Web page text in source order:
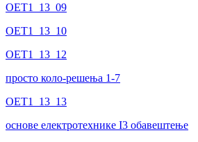
OET1_13_09
OET1_13_10
OET1_13_12
просто коло-решења 1-7
OET1_13_13
основе електротехнике I3 обавештење